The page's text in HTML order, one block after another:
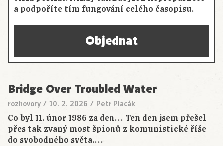
a podpoříte tím fungování celého časopisu.
Objednat
Bridge Over Troubled Water
rozhovory / 10. 2. 2026 / Petr Placák
Co byl 11. únor 1986 za den… Ten den jsem přešel
přes tak zvaný most špionů z komunistické říše
do svobodného světa.…